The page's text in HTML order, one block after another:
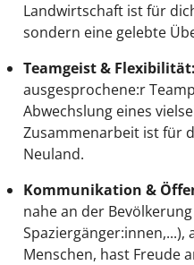
Landwirtschaft ist für
sondern eine gelebte
Teamgeist & Flexibilität:
ausgesprochene:r
Abwechslung eines
Zusammenarbeit ist für
Neuland.
Kommunikation &
nahe an der
Menschen, hast Freude